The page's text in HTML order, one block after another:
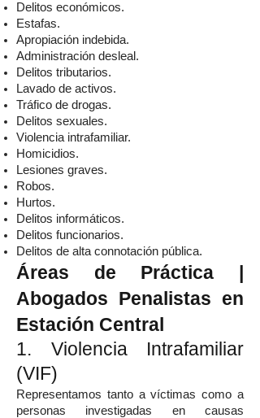
Delitos económicos.
Estafas.
Apropiación indebida.
Administración desleal.
Delitos tributarios.
Lavado de activos.
Tráfico de drogas.
Delitos sexuales.
Violencia intrafamiliar.
Homicidios.
Lesiones graves.
Robos.
Hurtos.
Delitos informáticos.
Delitos funcionarios.
Delitos de alta connotación pública.
Áreas de Práctica |
Abogados Penalistas en
Estación Central
1. Violencia Intrafamiliar
(VIF)
Representamos tanto a víctimas como a
personas investigadas en causas